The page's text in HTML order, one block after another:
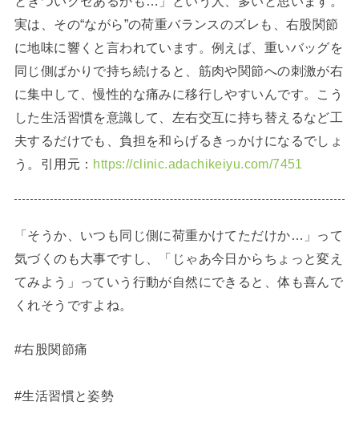
実は、その“ながら”の荷重バランスのズレも、右股関節
に地味に響くと言われています。例えば、重いバッグを
同じ側ばかりで持ち続けると、筋肉や関節への刺激が右
に集中して、慢性的な痛みに移行しやすいんです。こう
した生活習慣を意識して、左右交互に持ち替えるなど工
夫するだけでも、負担を和らげるきっかけになるでしょ
う。引用元： https://clinic.adachikeiyu.com/7451
「そうか、いつも同じ側に荷重かけてただけか…」って
気づくのも大事ですし、「じゃあ今日からちょっと変え
てみよう」っていう行動が自然にできると、体も喜んで
くれそうですよね。
#右股関節痛
#生活習慣と姿勢